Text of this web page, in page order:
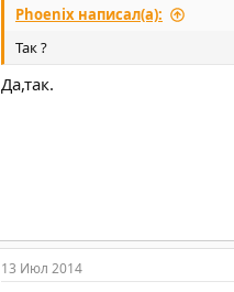
Phoenix написал(а):
Так ?
Да,так.
13 Июл 2014